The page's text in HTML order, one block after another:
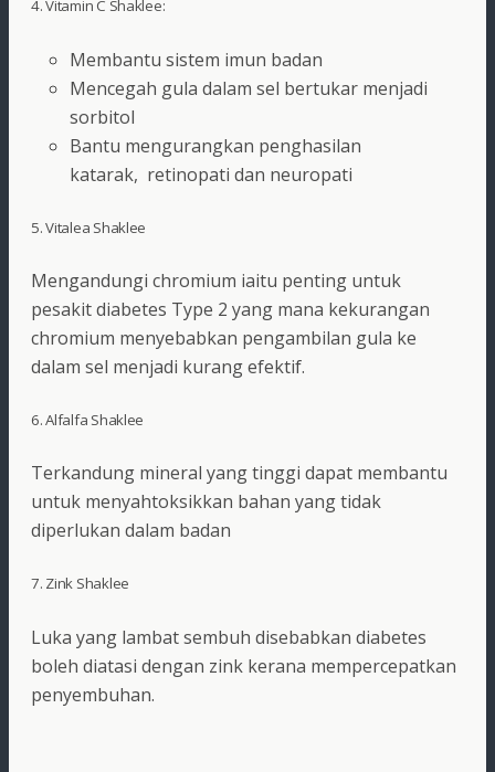
4. Vitamin C Shaklee:
Membantu sistem imun badan
Mencegah gula dalam sel bertukar menjadi
sorbitol
Bantu mengurangkan penghasilan
katarak, retinopati dan neuropati
5. Vitalea Shaklee
Mengandungi chromium iaitu penting untuk
pesakit diabetes Type 2 yang mana kekurangan
chromium menyebabkan pengambilan gula ke
dalam sel menjadi kurang efektif.
6. Alfalfa Shaklee
Terkandung mineral yang tinggi dapat membantu
untuk menyahtoksikkan bahan yang tidak
diperlukan dalam badan
7. Zink Shaklee
Luka yang lambat sembuh disebabkan diabetes
boleh diatasi dengan zink kerana mempercepatkan
penyembuhan.